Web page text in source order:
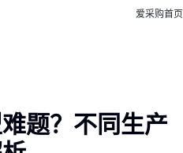
爱采购首页
题？不同生产